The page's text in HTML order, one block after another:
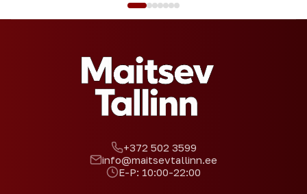
+372 502 3599
info@maitsevtallinn.ee
E-P: 10:00-22:00